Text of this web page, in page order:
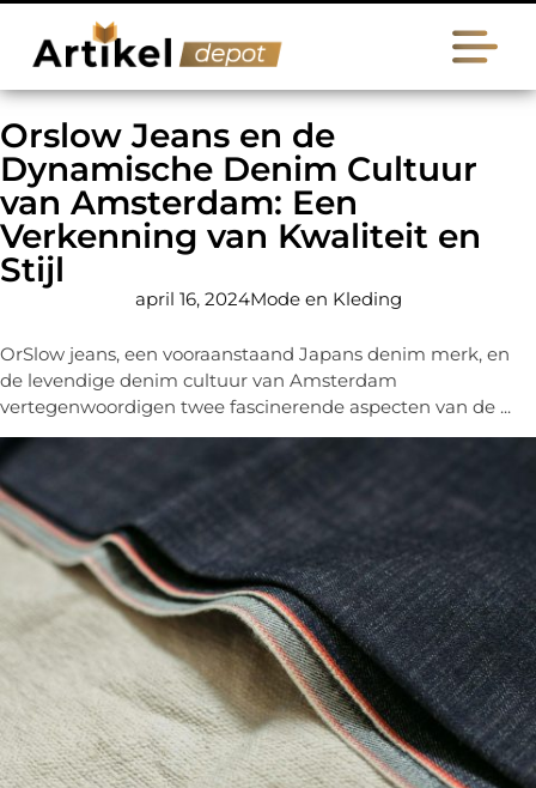
Orslow Jeans en de
Dynamische Denim Cultuur
van Amsterdam: Een
Verkenning van Kwaliteit en
Stijl
april 16, 2024Mode en Kleding
OrSlow jeans, een vooraanstaand Japans denim merk, en
de levendige denim cultuur van Amsterdam
vertegenwoordigen twee fascinerende aspecten van de ...